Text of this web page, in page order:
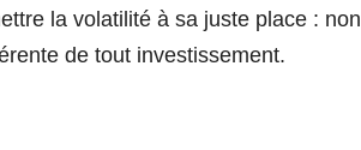
la volatilité à sa juste place : non
de tout investissement.